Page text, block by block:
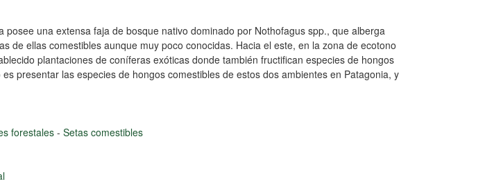
posee una extensa faja de bosque nativo dominado por Nothofagus spp., que alberga
de ellas comestibles aunque muy poco conocidas. Hacia el este, en la zona de ecotono
plantaciones de coníferas exóticas donde también fructifican especies de hongos
presentar las especies de hongos comestibles de estos dos ambientes en Patagonia, y
forestales - Setas comestibles